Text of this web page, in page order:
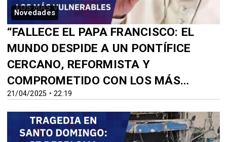
Novedades
21/04/2025 • 22:19
“FALLECE EL PAPA FRANCISCO: EL
MUNDO DESPIDE A UN PONTÍFICE
CERCANO, REFORMISTA Y
COMPROMETIDO CON LOS MÁS
VULNERABLES”